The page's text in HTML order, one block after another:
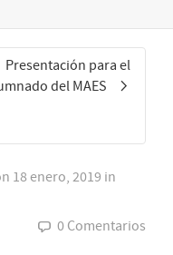
Presentación para el
del MAES
18 enero, 2019 in
0 Comentarios